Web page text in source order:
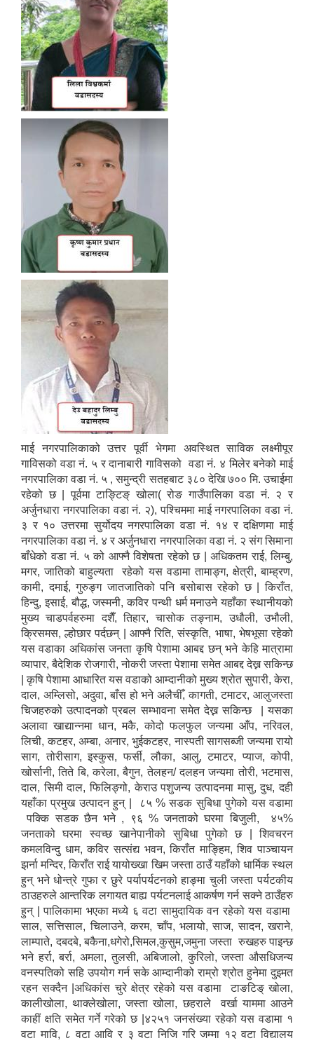
माई नगरपालिकाको उत्तर पूर्वी भेगमा अवस्थित साविक लक्ष्मीपूर
गाविसको वडा नं. ५ र दानाबारी गाविसको वडा नं. ४ मिलेर बनेको माई
नगरपालिका वडा नं. ५ , समुन्द्री सतहबाट ३८० देखि ७०० मि. उचाईमा
रहेको छ | पूर्वमा टाङ्टिङ् खोला( रोङ गाउँपालिका वडा नं. २ र
अर्जुनधारा नगरपालिका वडा नं. २), पश्चिममा माई नगरपालिका वडा नं.
३ र १० उत्तरमा सुर्योदय नगरपालिका वडा नं. १४ र दक्षिणमा माई
नगरपालिका वडा नं. ४ र अर्जुनधारा नगरपालिका वडा नं. २ संग सिमाना
बाँधेको वडा नं. ५ को आफ्नै विशेषता रहेको छ | अधिकतम राई, लिम्बु,
मगर, जातिको बाहुल्यता रहेको यस वडामा तामाङ्ग, क्षेत्री, बाम्ह्रण,
कामी, दमाई, गुरुङ्ग जातजातिको पनि बसोबास रहेको छ | किराँत,
हिन्दु, इसाई, बौद्ध, जस्मनी, कविर पन्थी धर्म मनाउने यहाँका स्थानीयको
मुख्य चाडपर्वहरुमा दशैँ, तिहार, चासोक तङ्नाम, उधौली, उभौली,
क्रिसमस, ल्होछार पर्दछन् | आफ्नै रिति, संस्कृति, भाषा, भेषभूसा रहेको
यस वडाका अधिकांस जनता कृषि पेशामा आबद्द छन् भने केहि मात्रामा
व्यापार, बैदेशिक रोजगारी, नोकरी जस्ता पेशामा समेत आबद्द देख्न सकिन्छ
| कृषि पेशामा आधारित यस वडाको आम्दानीको मुख्य श्रोत सुपारी, केरा,
दाल, अम्लिसो, अदुवा, बाँस हो भने अलैचीँ, कागती, टमाटर, आलुजस्ता
चिजहरुको उत्पादनको प्रबल सम्भावना समेत देख्न सकिन्छ | यसका
अलावा खाद्यान्नमा धान, मकै, कोदो फलफुल जन्यमा आँप, नरिवल,
लिची, कटहर, अम्बा, अनार, भुईकटहर, नास्पती सागसब्जी जन्यमा रायो
साग, तोरीसाग, इस्कुस, फर्सी, लौका, आलु, टमाटर, प्याज, कोपी,
खोर्सानी, तिते बि, करेला, बैगुन, तेलहन/ दलहन जन्यमा तोरी, भटमास,
दाल, सिमी दाल, फिलिङ्गो, केराउ पशुजन्य उत्पादनमा मासु, दुध, दही
यहाँका प्रमुख उत्पादन हुन् | ८५ % सडक सुबिधा पुगेको यस वडामा
पक्कि सडक छैन भने , ९६ % जनताको घरमा बिजुली, ४५%
जनताको घरमा स्वच्छ खानेपानीको सुबिधा पुगेको छ | शिवचरन
कमलविन्दु धाम, कविर सत्संद्य भवन, किराँत माङ्हिम, शिव पाञ्चायन
झर्ना मन्दिर, किराँत राई यायोख्खा खिम जस्ता ठाउँ यहाँको धार्मिक स्थल
हुन् भने धोन्त्रे गुफा र छुरे पर्यापर्यटनको हाङ्मा चुली जस्ता पर्यटकीय
ठाउहरुले आन्तरिक लगायत बाह्य पर्यटनलाई आकर्षण गर्न सक्ने ठाउँहरु
हुन् | पालिकामा भएका मध्ये ६ वटा सामुदायिक वन रहेको यस वडामा
साल, सत्तिसाल, चिलाउने, करम, चाँप, भलायो, साज, सादन, खराने,
लाम्पाते, दबदबे, बकैना,धगेरो,सिमल,कुसुम,जमुना जस्ता रुखहरु पाइन्छ
भने हर्रा, बर्रा, अमला, तुलसी, अबिजालो, कुरिलो, जस्ता औसधिजन्य
वनस्पतिको सहि उपयोग गर्न सके आम्दानीको राम्रो श्रोत हुनेमा दुइमत
रहन सक्दैन |अधिकांस चुरे क्षेत्र रहेको यस वडामा टाङटिङ् खोला,
कालीखोला, थाक्लेखोला, जस्ता खोला, छहराले वर्खा याममा आउने
काहीं क्षति समेत गर्ने गरेको छ |४२५१ जनसंख्या रहेको यस वडामा १
वटा मावि, ८ वटा आवि र ३ वटा निजि गरि जम्मा १२ वटा विद्यालय